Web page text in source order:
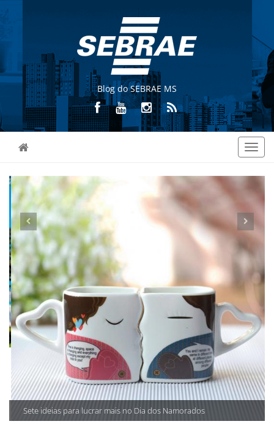
Blog do SEBRAE MS
Sete ideias para lucrar mais no Dia dos Namorados
Previous